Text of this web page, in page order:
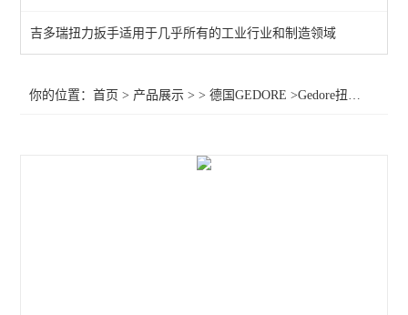
接地螺柱扳手
吉多瑞扭力扳手适用于几乎所有的工业行业和制造领域
你的位置：首页 > 产品展示 > >德国GEDORE >Gedore扭力分析仪传感器036251扭矩传感器036256 扭矩传感器036771